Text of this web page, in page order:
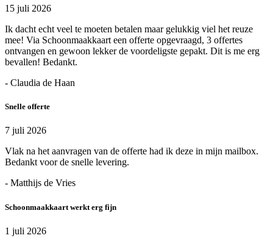
15 juli 2026
Ik dacht echt veel te moeten betalen maar gelukkig viel het reuze
mee! Via Schoonmaakkaart een offerte opgevraagd, 3 offertes
ontvangen en gewoon lekker de voordeligste gepakt. Dit is me erg
bevallen! Bedankt.
- Claudia de Haan
Snelle offerte
7 juli 2026
Vlak na het aanvragen van de offerte had ik deze in mijn mailbox.
Bedankt voor de snelle levering.
- Matthijs de Vries
Schoonmaakkaart werkt erg fijn
1 juli 2026